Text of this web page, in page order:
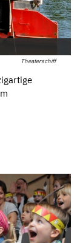
Theaterschiff